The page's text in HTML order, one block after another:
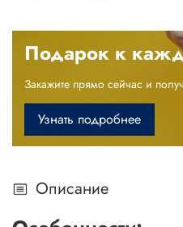
Подарок к
Закажите прямо сейчас и
Узнать подробнее
Описание